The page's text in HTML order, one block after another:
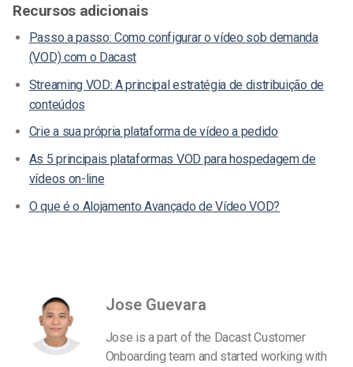
Recursos adicionais
Passo a passo: Como configurar o vídeo sob demanda
(VOD) com o Dacast
Streaming VOD: A principal estratégia de distribuição de
conteúdos
Crie a sua própria plataforma de vídeo a pedido
As 5 principais plataformas VOD para hospedagem de
vídeos on-line
O que é o Alojamento Avançado de Vídeo VOD?
Jose Guevara
Jose is a part of the Dacast Customer
Onboarding team and started working with